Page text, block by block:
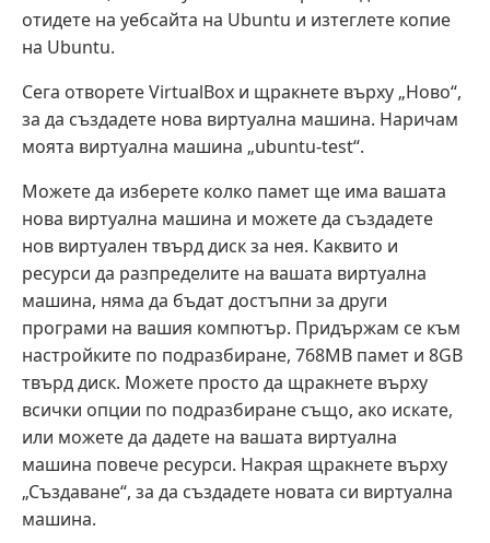
отидете на уебсайта на Ubuntu и изтеглете копие
на Ubuntu.
Сега отворете VirtualBox и щракнете върху „Ново“,
за да създадете нова виртуална машина. Наричам
моята виртуална машина „ubuntu-test“.
Можете да изберете колко памет ще има вашата
нова виртуална машина и можете да създадете
нов виртуален твърд диск за нея. Каквито и
ресурси да разпределите на вашата виртуална
машина, няма да бъдат достъпни за други
програми на вашия компютър. Придържам се към
настройките по подразбиране, 768MB памет и 8GB
твърд диск. Можете просто да щракнете върху
всички опции по подразбиране също, ако искате,
или можете да дадете на вашата виртуална
машина повече ресурси. Накрая щракнете върху
„Създаване“, за да създадете новата си виртуална
машина.